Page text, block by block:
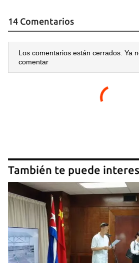
14 Comentarios
Los comentarios están cerrados. Ya
comentar
También te puede